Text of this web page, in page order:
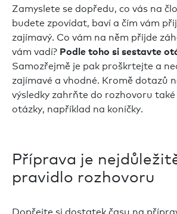
Zamyslete se dopředu, co vás na
budete zpovídat, baví a čím vám
zajímavý. Co vám na něm přijde
vám vadí? Podle toho si sestavte
Samozřejmě je pak proškrtejte a
zajímavé a vhodné. Kromě dotazů
výsledky zahrňte do rozhovoru
otázky, například na koníčky.
Příprava je
pravidlo rozhovoru
Dopřejte si dostatek času na